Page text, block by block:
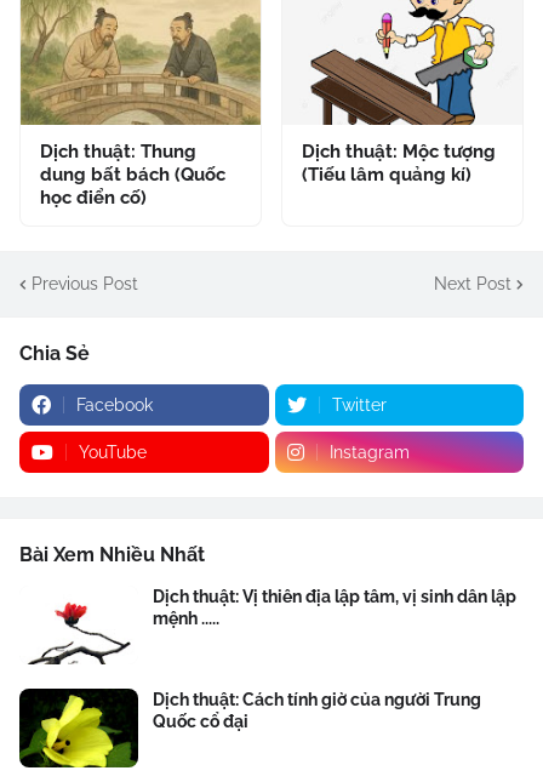
Dịch thuật: Thung
dung bất bách (Quốc
học điển cố)
Dịch thuật: Mộc tượng
(Tiếu lâm quảng kí)
Previous Post Next Post
Chia Sẻ
Facebook Twitter
YouTube Instagram
Bài Xem Nhiều Nhất
Dịch thuật: Vị thiên địa lập tâm, vị sinh dân lập
mệnh .....
Dịch thuật: Cách tính giờ của người Trung
Quốc cổ đại